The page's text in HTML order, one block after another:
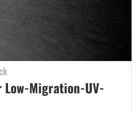
Low-Migration-UV-